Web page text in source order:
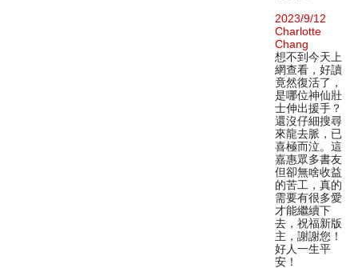
2023/9/12
Charlotte
Chang
想不到今天上
網查看，好讀
竟然復活了，
是哪位神仙壯
士伸出援手？
還沒仔細搜尋
來龍去脈，已
喜極而泣。這
嘉惠眾多書友
但卻無啥收益
的苦工，真的
需要有很多愛
才能繼續下
去，祝福新版
主，謝謝您！
好人一生平
安！